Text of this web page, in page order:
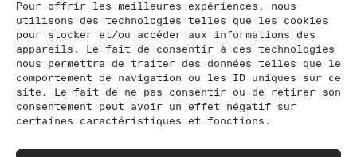
Pour offrir les meilleures expériences, nous
utilisons des technologies telles que les cookies
pour stocker et/ou accéder aux informations des
appareils. Le fait de consentir à ces technologies
nous permettra de traiter des données telles que le
comportement de navigation ou les ID uniques sur ce
site. Le fait de ne pas consentir ou de retirer son
consentement peut avoir un effet négatif sur
certaines caractéristiques et fonctions.
activités en vous inscrivant à notre
newsletter